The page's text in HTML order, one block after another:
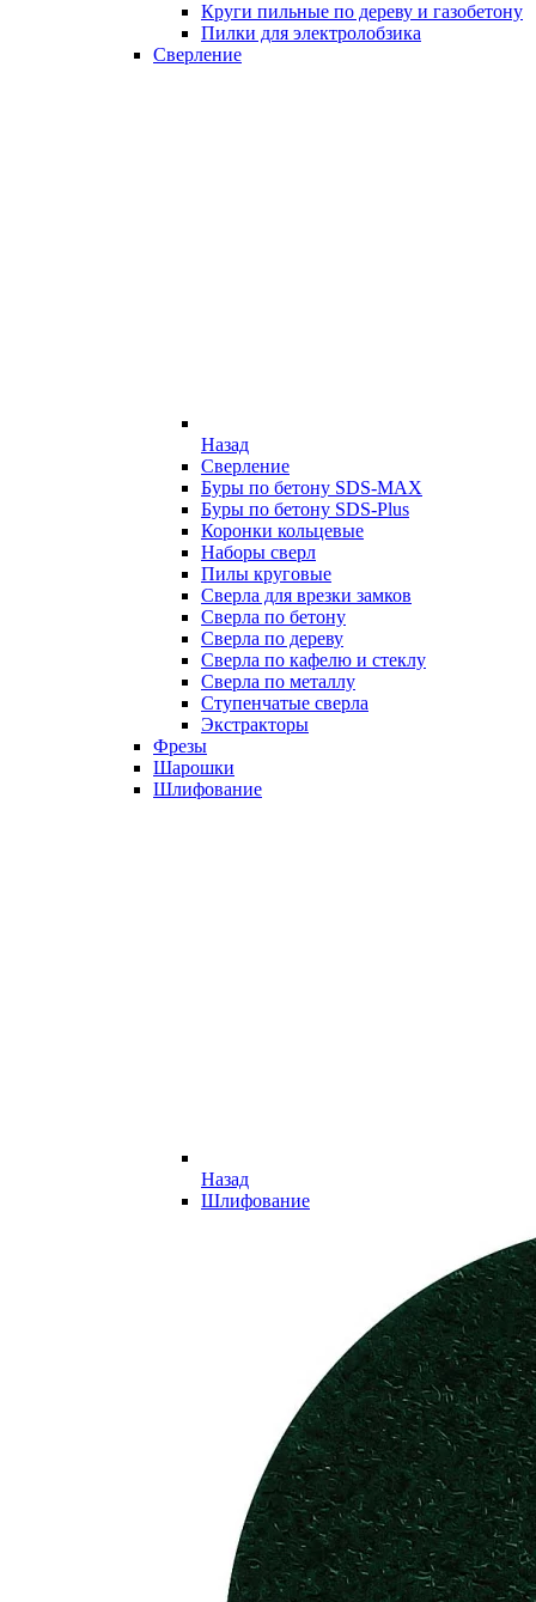
Круги пильные по дереву и газобетону
Пилки для электролобзика
Сверление
Назад
Сверление
Буры по бетону SDS-MAX
Буры по бетону SDS-Plus
Коронки кольцевые
Наборы сверл
Пилы круговые
Сверла для врезки замков
Сверла по бетону
Сверла по дереву
Сверла по кафелю и стеклу
Сверла по металлу
Ступенчатые сверла
Экстракторы
Фрезы
Шарошки
Шлифование
Назад
Шлифование